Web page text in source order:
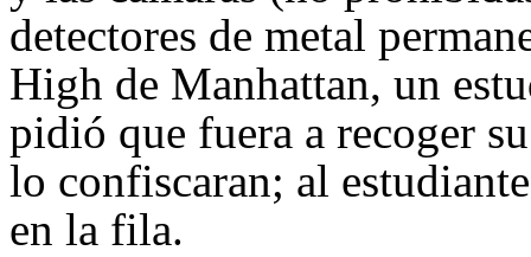
detectores de metal
High de Manhattan, un
pidió que fuera a recoger
lo confiscaran; al
en la fila.